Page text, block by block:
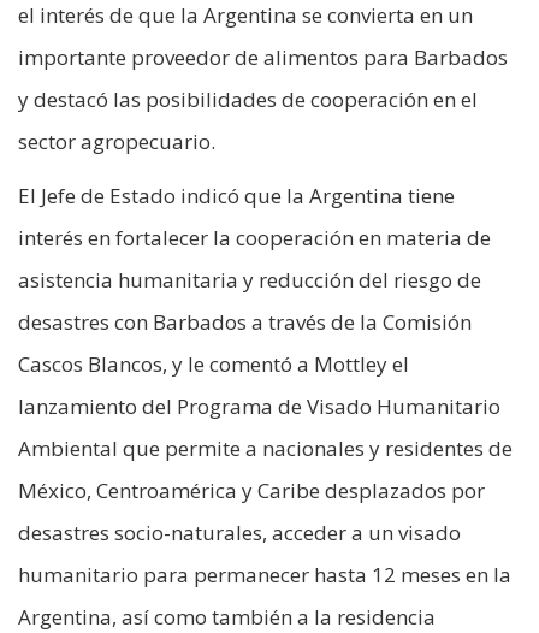
el interés de que la Argentina se convierta en un
importante proveedor de alimentos para Barbados
y destacó las posibilidades de cooperación en el
sector agropecuario.
El Jefe de Estado indicó que la Argentina tiene
interés en fortalecer la cooperación en materia de
asistencia humanitaria y reducción del riesgo de
desastres con Barbados a través de la Comisión
Cascos Blancos, y le comentó a Mottley el
lanzamiento del Programa de Visado Humanitario
Ambiental que permite a nacionales y residentes de
México, Centroamérica y Caribe desplazados por
desastres socio-naturales, acceder a un visado
humanitario para permanecer hasta 12 meses en la
Argentina, así como también a la residencia